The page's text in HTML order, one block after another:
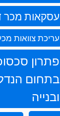
עסקאות מכר
עריכת צוואות
פתרון
בתחום
ובנייה